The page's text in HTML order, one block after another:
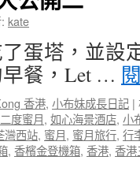
kate
蛋塔，並設
餐，Let …
香港, 小布妹成長日記 |
二度蜜月, 如心海景酒店, 小
灣西站, 蜜月, 蜜月旅行, 行
, 香檳金登機箱, 香港, 香港